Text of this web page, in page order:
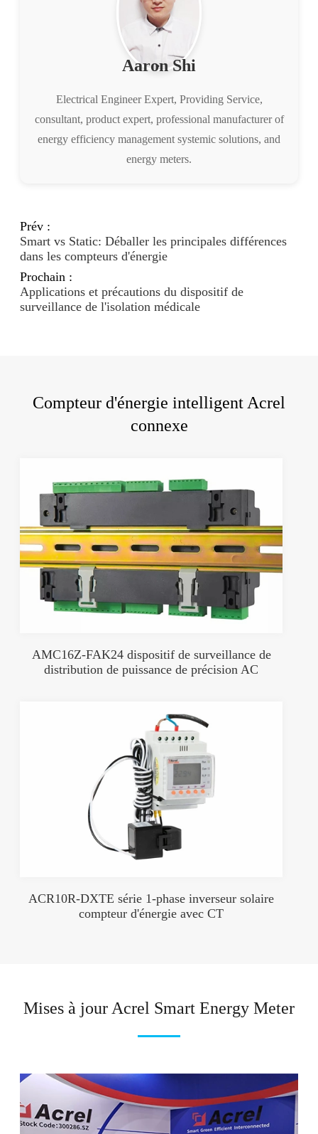
Aaron Shi
Electrical Engineer Expert, Providing Service,
consultant, product expert, professional manufacturer of
energy efficiency management systemic solutions, and
energy meters.
Prév :
Smart vs Static: Déballer les principales différences
dans les compteurs d'énergie
Prochain :
Applications et précautions du dispositif de
surveillance de l'isolation médicale
Compteur d'énergie intelligent Acrel
connexe
AMC16Z-FAK24 dispositif de surveillance de
distribution de puissance de précision AC
ACR10R-DXTE série 1-phase inverseur solaire
compteur d'énergie avec CT
Mises à jour Acrel Smart Energy Meter